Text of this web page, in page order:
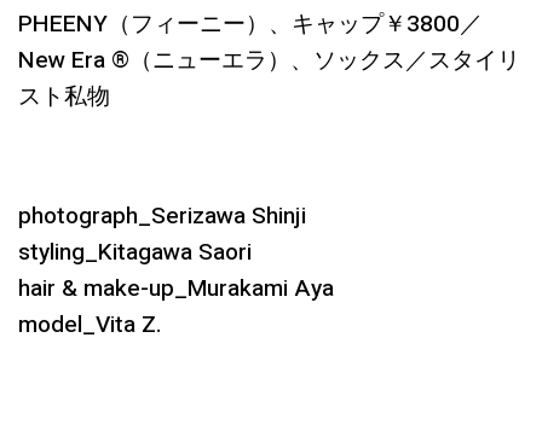
PHEENY（フィーニー）、キャップ￥3800／
New Era ®（ニューエラ）、ソックス／スタイリ
スト私物
photograph_Serizawa Shinji
styling_Kitagawa Saori
hair & make-up_Murakami Aya
model_Vita Z.